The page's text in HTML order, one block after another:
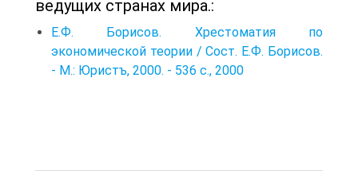
ведущих странах мира.:
Е.Ф. Борисов. Хрестоматия по
экономической теории / Сост. Е.Ф. Борисов.
- М.: Юристъ, 2000. - 536 с., 2000